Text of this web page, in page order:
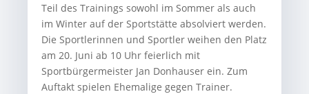
Teil des Trainings sowohl im Sommer als auch
im Winter auf der Sportstätte absolviert werden.
Die Sportlerinnen und Sportler weihen den Platz
am 20. Juni ab 10 Uhr feierlich mit
Sportbürgermeister Jan Donhauser ein. Zum
Auftakt spielen Ehemalige gegen Trainer.